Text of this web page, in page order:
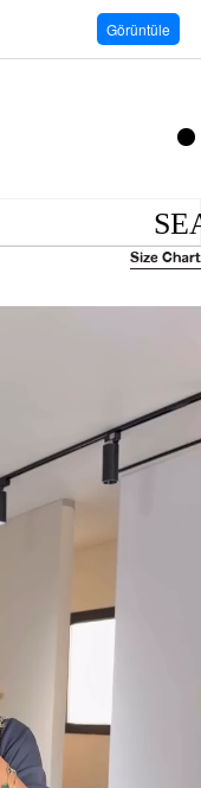
Size Chart
Görüntüle